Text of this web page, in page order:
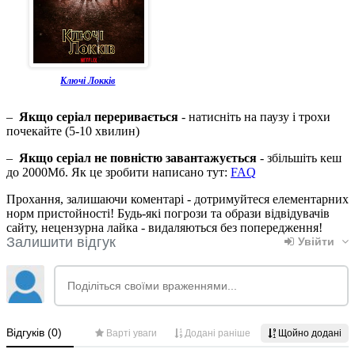
Ключі Локків
– Якщо серіал переривається - натисніть на паузу і трохи
почекайте (5-10 хвилин)
– Якщо серіал не повністю завантажується - збільшіть кеш
до 2000Мб. Як це зробити написано тут: FAQ
Прохання, залишаючи коментарі - дотримуйтеся елементарних
норм пристойності! Будь-які погрози та образи відвідувачів
сайту, нецензурна лайка - видаляються без попередження!